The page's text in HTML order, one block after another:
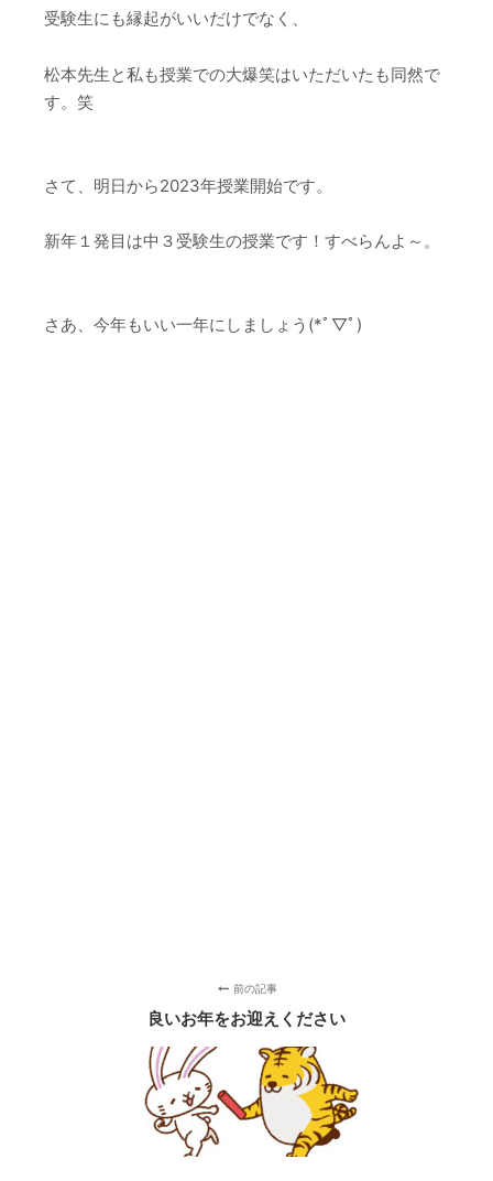
受験生にも縁起がいいだけでなく、
松本先生と私も授業での大爆笑はいただいたも同然で
す。笑
さて、明日から2023年授業開始です。
新年１発目は中３受験生の授業です！すべらんよ～。
さあ、今年もいい一年にしましょう(*ﾟ▽ﾟ)
前の記事
良いお年をお迎えください